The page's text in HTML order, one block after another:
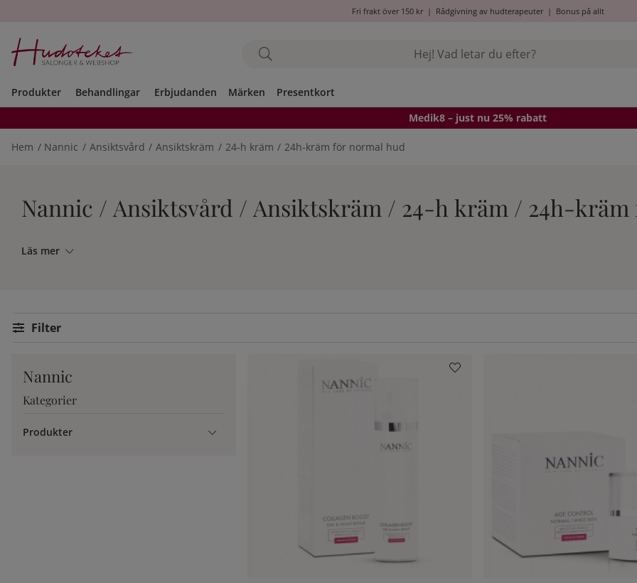
Fri frakt över 150 kr| Rådgivning av hudterapeuter| Bonus på allt
Produkter Behandlingar Erbjudanden Märken Presentkort
Medik8 – just nu 25% rabatt
Hem Nannic Ansiktsvård Ansiktskräm 24-h kräm 24h-kräm för normal hud
Nannic / Ansiktsvård / Ansiktskräm / 24-h kräm / 24h-
Läs mer
Filtrera
Nannic
Kategorier
Produkter